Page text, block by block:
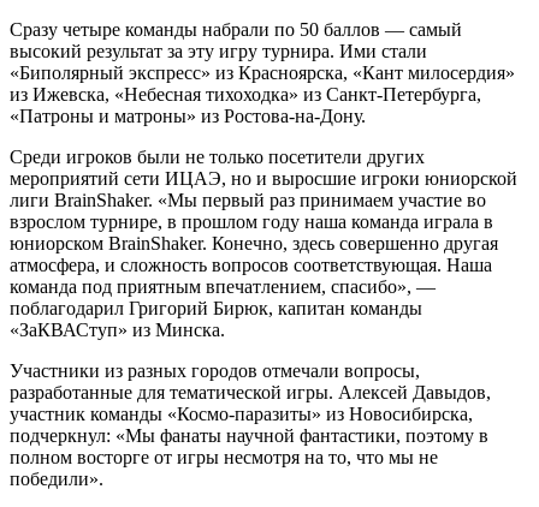
Сразу четыре команды набрали по 50 баллов — самый
высокий результат за эту игру турнира. Ими стали
«Биполярный экспресс» из Красноярска, «Кант милосердия»
из Ижевска, «Небесная тихоходка» из Санкт-Петербурга,
«Патроны и матроны» из Ростова-на-Дону.
Среди игроков были не только посетители других
мероприятий сети ИЦАЭ, но и выросшие игроки юниорской
лиги BrainShaker. «Мы первый раз принимаем участие во
взрослом турнире, в прошлом году наша команда играла в
юниорском BrainShaker. Конечно, здесь совершенно другая
атмосфера, и сложность вопросов соответствующая. Наша
команда под приятным впечатлением, спасибо», —
поблагодарил Григорий Бирюк, капитан команды
«ЗаКВАСтуп» из Минска.
Участники из разных городов отмечали вопросы,
разработанные для тематической игры. Алексей Давыдов,
участник команды «Космо-паразиты» из Новосибирска,
подчеркнул: «Мы фанаты научной фантастики, поэтому в
полном восторге от игры несмотря на то, что мы не
победили».